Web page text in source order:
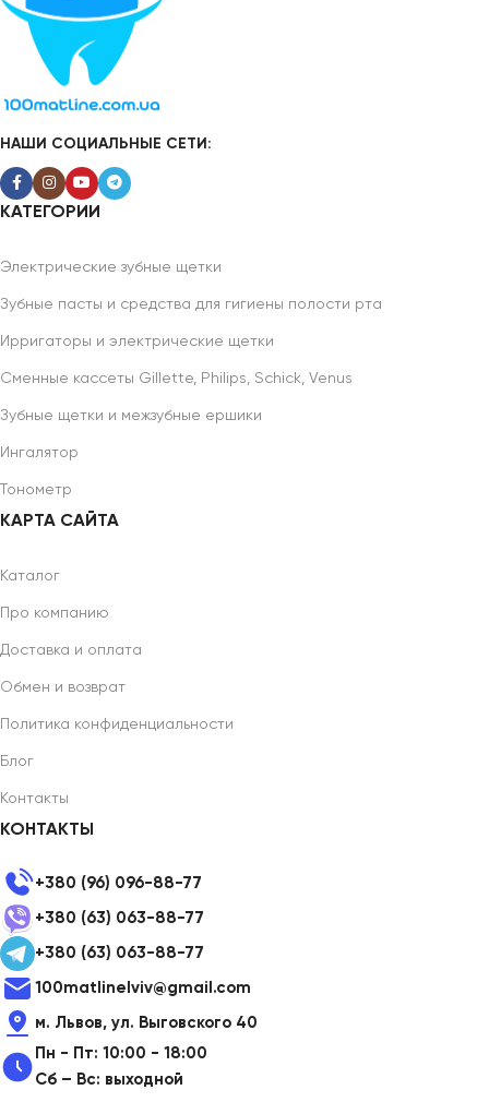
НАШИ СОЦИАЛЬНЫЕ СЕТИ:
КАТЕГОРИИ
Электрические зубные щетки
Зубные пасты и средства для гигиены полости рта
Ирригаторы и электрические щетки
Сменные кассеты Gillette, Philips, Schick, Venus
Зубные щетки и межзубные ершики
Ингалятор
Тонометр
КАРТА САЙТА
Каталог
Про компанию
Доставка и оплата
Обмен и возврат
Политика конфиденциальности
Блог
Контакты
КОНТАКТЫ
+380 (96) 096-88-77
+380 (63) 063-88-77
+380 (63) 063-88-77
100matlinelviv@gmail.com
м. Львов, ул. Выговского 40
Пн - Пт: 10:00 - 18:00
Сб – Вс: выходной